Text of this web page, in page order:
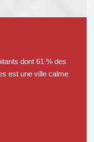
dont 61 % des
est une ville calme